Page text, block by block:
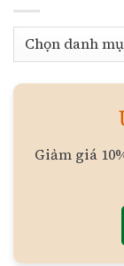
Chuyên
Giảm giá